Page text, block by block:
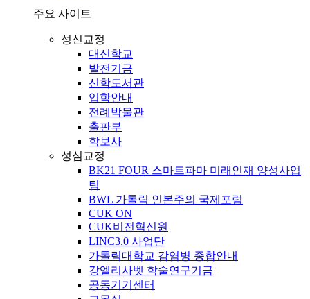
주요 사이트
성신교정
대신학교
발전기금
신학도서관
입학안내
전례박물관
출판부
학보사
성심교정
BK21 FOUR 스마트파마 미래인재 양성사업
팀
BWL 가톨릭 인본주의 국제포럼
CUK ON
CUK비전혁신원
LINC3.0 사업단
가톨릭대학교 감염병 종합안내
강엘리사벳 학술연구기금
공동기기센터